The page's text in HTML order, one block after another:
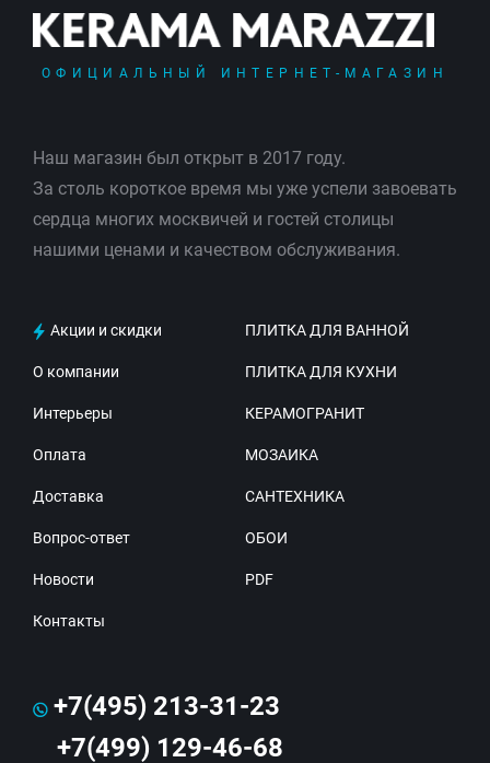
ОФИЦИАЛЬНЫЙ ИНТЕРНЕТ-МАГАЗИН
Наш магазин был открыт в 2017 году.
За столь короткое время мы уже успели завоевать
сердца многих москвичей и гостей столицы
нашими ценами и качеством обслуживания.
Акции и скидки
О компании
Интерьеры
Оплата
Доставка
Вопрос-ответ
Новости
Контакты
ПЛИТКА ДЛЯ ВАННОЙ
ПЛИТКА ДЛЯ КУХНИ
КЕРАМОГРАНИТ
МОЗАИКА
САНТЕХНИКА
ОБОИ
PDF
+7(495) 213-31-23
+7(499) 129-46-68